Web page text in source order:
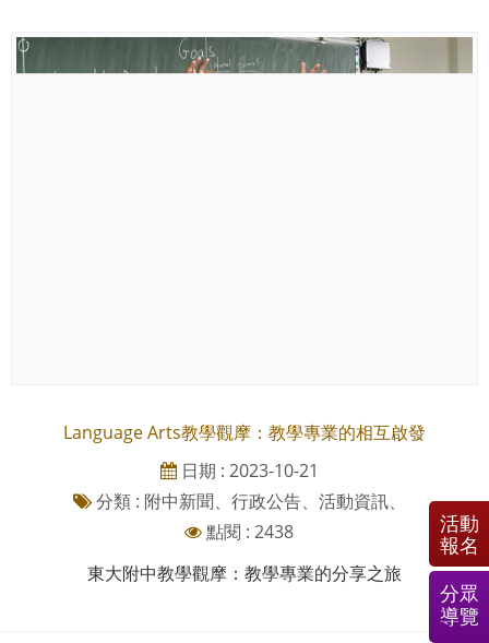
Language Arts教學觀摩：教學專業的相互啟發
日期 : 2023-10-21
分類 : 附中新聞、行政公告、活動資訊、
點閱 : 2438
東大附中教學觀摩：教學專業的分享之旅
活動
報名
分眾
導覽